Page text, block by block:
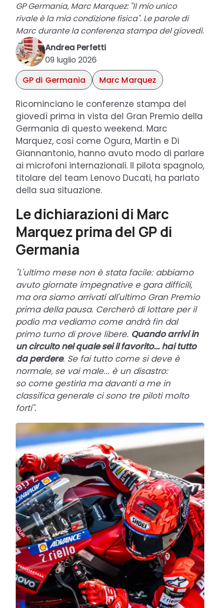
GP Germania, Marc Marquez: "Il mio unico
rivale è la mia condizione fisica". Le parole di
Marc durante la conferenza stampa del giovedì.
Andrea Perfetti
09 luglio 2026
GP di Germania
Marc Marquez
Ricominciano le conferenze stampa del
giovedì prima in vista del Gran Premio della
Germania di questo weekend. Marc
Marquez, così come Ogura, Martin e Di
Giannantonio, hanno avuto modo di parlare
ai microfoni internazionali. Il pilota spagnolo,
titolare del team Lenovo Ducati, ha parlato
della sua situazione.
Le dichiarazioni di Marc
Marquez prima del GP di
Germania
"L'ultimo mese non è stata facile: abbiamo
avuto giornate impegnative e gara difficili,
ma ora siamo arrivati all'ultimo Gran Premio
prima della pausa. Cercherò di lottare per il
podio ma vediamo come andrà fin dal
primo turno di prove libere. Quando arrivi in
un circuito nel quale sei il favorito... hai tutto
da perdere. Se fai tutto come si deve è
normale, se vai male... è un disastro:
so come gestirla ma davanti a me in
classifica generale ci sono tre piloti molto
forti".